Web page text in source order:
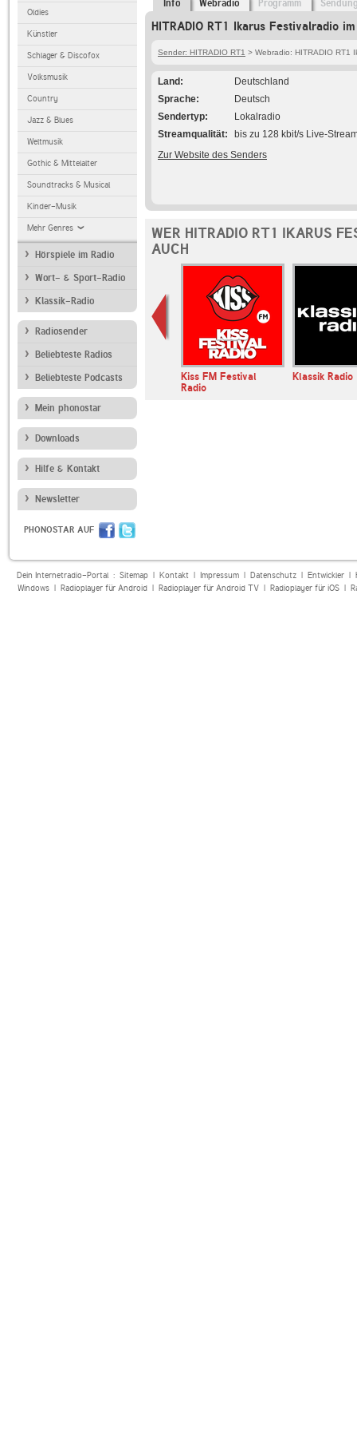
Oldies
Künstler
Schlager & Discofox
Volksmusik
Country
Jazz & Blues
Weltmusik
Gothic & Mittelalter
Soundtracks & Musical
Kinder-Musik
Mehr Genres
Hörspiele im Radio
Wort- & Sport-Radio
Klassik-Radio
Radiosender
Beliebteste Radios
Beliebteste Podcasts
Mein phonostar
Downloads
Hilfe & Kontakt
Newsletter
PHONOSTAR AUF
Info Webradio Programm
HITRADIO RT1 Ikarus Festivalradio
Sender: HITRADIO RT1 > Webradio: HITRADIO RT1
Land
Deutschland
Sprache
Deutsch
Sendertyp
Lokalradio
Streamqualität
bis zu 128 kbit/s Live-
Zur Website des Senders
WER HITRADIO RT1 IKARUS
AUCH
SWR3
Kiss FM Festival
Radio
Klassik Radio
Dein Internetradio-Portal : Sitemap| Kontakt| Impressum| Datenschutz| Entwickler|
Windows| Radioplayer für Android| Radioplayer für Android TV| Radioplayer für iOS|